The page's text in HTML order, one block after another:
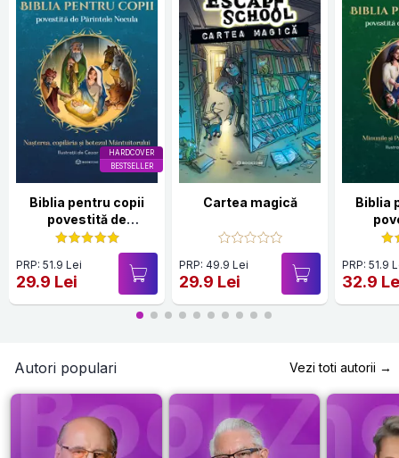
HARDCOVER
BESTSELLER
Biblia pentru copii
povestită de
Părintele Necula Vol. I
PRP: 51.9 Lei
29.9 Lei
Cartea magică
PRP: 49.9 Lei
29.9 Lei
Biblia
PRP: 51.9
32.9
Autori populari Vezi toti autorii →